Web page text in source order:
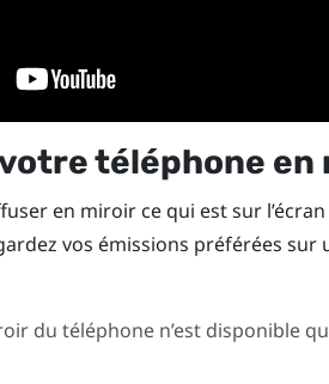
téléphone en
en miroir ce qui est sur
vos émissions préférées sur
du téléphone n’est disponible